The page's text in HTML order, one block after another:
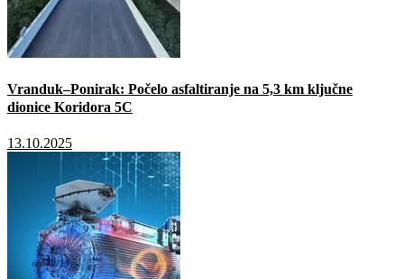
Vranduk–Ponirak: Počelo asfaltiranje na 5,3 km ključne
dionice Koridora 5C
13.10.2025